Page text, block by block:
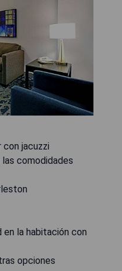
con jacuzzi
comodidades
la habitación con
opciones